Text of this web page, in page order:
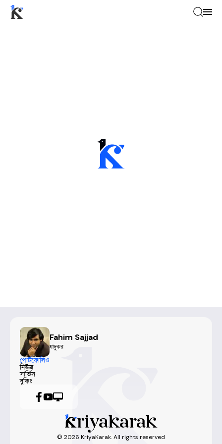
Fahim Sajjad
যাদুকর
পোর্টফোলিও
নিউজ
সার্ভিস
বুকিং
© 2026 KriyaKarak. All rights reserved